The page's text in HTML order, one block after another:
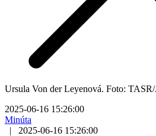
Ursula Von der Leyenová. Foto:
2025-06-16 15:26:00
Minúta
|
2025-06-16 15:26:00